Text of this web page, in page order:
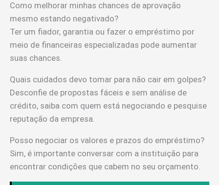
Como melhorar minhas chances de aprovação
mesmo estando negativado?
Ter um fiador, garantia ou fazer o empréstimo por
meio de financeiras especializadas pode aumentar
suas chances.
Quais cuidados devo tomar para não cair em golpes?
Desconfie de propostas fáceis e sem análise de
crédito, saiba com quem está negociando e pesquise
reputação da empresa.
Posso negociar os valores e prazos do empréstimo?
Sim, é importante conversar com a instituição para
encontrar condições que cabem no seu orçamento.